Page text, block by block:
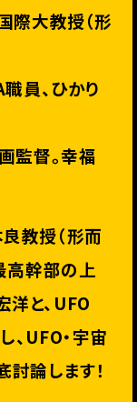
際大教授（形
員、ひかり
監督。幸福
教授（形而
高幹部の上
と、UFO
UFO・宇宙
論します！